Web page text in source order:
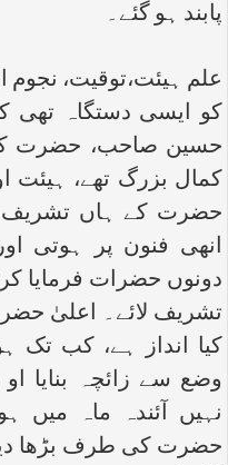
پابند ہو گئے۔
علم ہیئت،توقیت،
کو ایسی دستگاہ تھی
حسین صاحب، حضرت
کمال بزرگ تھے، ہیئت
حضرت کے ہاں تشریف
انھی فنون پر ہوتی
دونوں حضرات فرمایا
تشریف لائے۔ اعلیٰ
کیا انداز ہے، کب تک
وضع سے زائچہ بنایا
نہیں آئندہ ماہ
حضرت کی طرف بڑھا